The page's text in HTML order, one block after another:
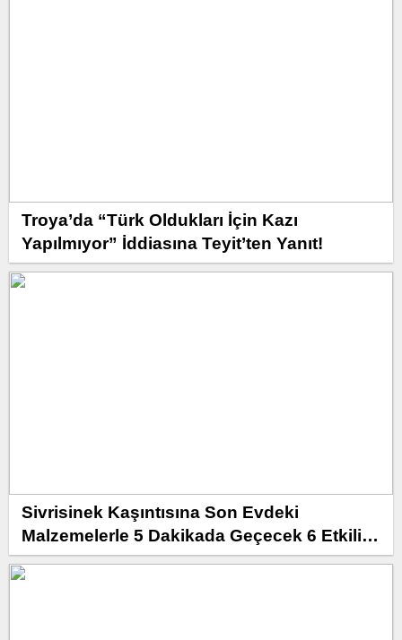
Troya’da “Türk Oldukları İçin Kazı
Yapılmıyor” İddiasına Teyit’ten Yanıt!
Sivrisinek Kaşıntısına Son Evdeki
Malzemelerle 5 Dakikada Geçecek 6 Etkili
Çözüm